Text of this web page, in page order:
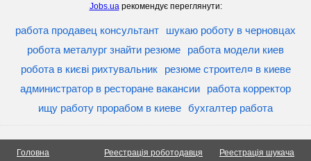
Jobs.uaрекомендує переглянути:
работа продавец консультант
шукаю роботу в черновцах
робота металург знайти резюме
работа модели киев
робота в києві рихтувальник
резюме строител¤ в киеве
администратор в ресторане вакансии
работа корректор
ищу работу прорабом в киеве бухгалтер работа
Головна
Реестрація роботодавця
Реестрація шукача